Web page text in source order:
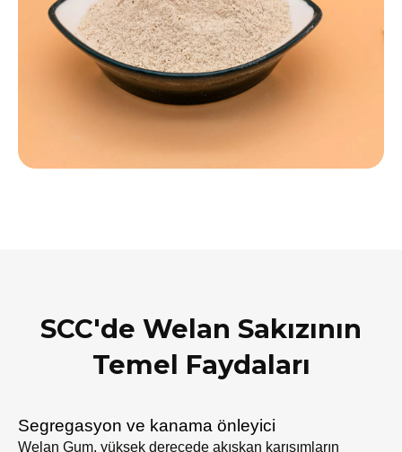
SCC'de Welan Sakızının
Temel Faydaları
Segregasyon ve kanama önleyici
Welan Gum, yüksek derecede akışkan karışımların